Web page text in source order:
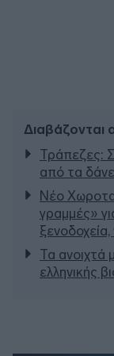
Διαβάζονται
Τράπεζες:
από τα
Νέο
γραμμές»
Τα ανοιχτά
ελληνικής